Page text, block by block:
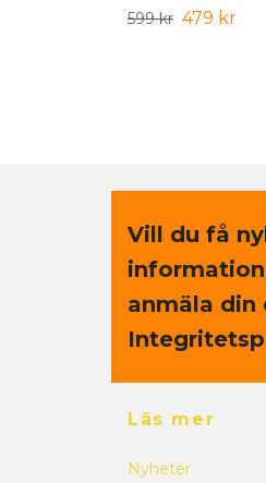
599 kr 479 kr
Vill du få
anmäla din
Läs mer
Nyheter